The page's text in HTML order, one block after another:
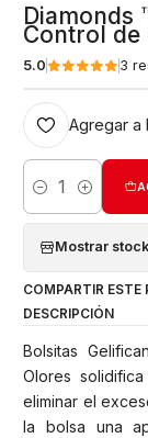
Diamonds
Control de
5.0 3
Agregar a
Cantidad
Mostrar
COMPARTIR ESTE
DESCRIPCIÓN
Bolsitas
Olores
eliminar el
la bolsa una